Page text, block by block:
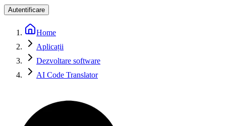
Autentificare
Home
Aplicații
Dezvoltare software
AI Code Translator